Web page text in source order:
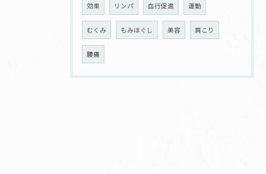
効果 リンパ 血行促進 運動
むくみ もみほぐし 美容 肩こり
腰痛